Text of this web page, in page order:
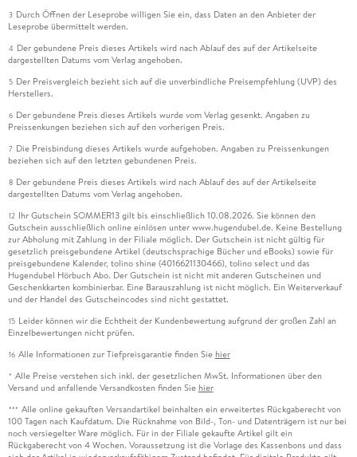
3 Durch Öffnen der Leseprobe willigen Sie ein, dass Daten an den Anbieter der
Leseprobe übermittelt werden.
4 Der gebundene Preis dieses Artikels wird nach Ablauf des auf der Artikelseite
dargestellten Datums vom Verlag angehoben.
5 Der Preisvergleich bezieht sich auf die unverbindliche Preisempfehlung (UVP) des
Herstellers.
6 Der gebundene Preis dieses Artikels wurde vom Verlag gesenkt. Angaben zu
Preissenkungen beziehen sich auf den vorherigen Preis.
7 Die Preisbindung dieses Artikels wurde aufgehoben. Angaben zu Preissenkungen
beziehen sich auf den letzten gebundenen Preis.
8 Der gebundene Preis dieses Artikels wird nach Ablauf des auf der Artikelseite
dargestellten Datums vom Verlag angehoben.
12 Ihr Gutschein SOMMER13 gilt bis einschließlich 10.08.2026. Sie können den
Gutschein ausschließlich online einlösen unter www.hugendubel.de. Keine Bestellung
zur Abholung mit Zahlung in der Filiale möglich. Der Gutschein ist nicht gültig für
gesetzlich preisgebundene Artikel (deutschsprachige Bücher und eBooks) sowie für
preisgebundene Kalender, tolino shine (4016621130466), tolino select und das
Hugendubel Hörbuch Abo. Der Gutschein ist nicht mit anderen Gutscheinen und
Geschenkkarten kombinierbar. Eine Barauszahlung ist nicht möglich. Ein Weiterverkauf
und der Handel des Gutscheincodes sind nicht gestattet.
15 Leider können wir die Echtheit der Kundenbewertung aufgrund der großen Zahl an
Einzelbewertungen nicht prüfen.
16 Alle Informationen zur Tiefpreisgarantie finden Sie hier
* Alle Preise verstehen sich inkl. der gesetzlichen MwSt. Informationen über den
Versand und anfallende Versandkosten finden Sie hier
*** Alle online gekauften Versandartikel beinhalten ein erweitertes Rückgaberecht von
100 Tagen nach Kaufdatum. Die Rücknahme von Bild-, Ton- und Datenträgern ist nur bei
noch versiegelter Ware möglich. Für in der Filiale gekaufte Artikel gilt ein
Rückgaberecht von 4 Wochen. Voraussetzung ist die Vorlage des Kassenbons und dass